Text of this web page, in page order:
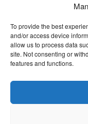
To provide the best
and/or access device
allow us to process data
site. Not consenting or
features and functions.
Sadržaj ovog sajta je
kopiranje, objavljivanje